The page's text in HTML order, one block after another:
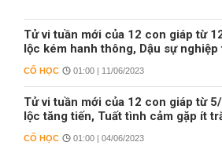
Tử vi tuần mới của 12 con giáp từ
lộc kém hanh thông, Dậu sự nghiệp
CỔ HỌC 01:00 | 11/06/2023
Tử vi tuần mới của 12 con giáp từ
lộc tăng tiến, Tuất tình cảm gặp ít
CỔ HỌC 01:00 | 04/06/2023